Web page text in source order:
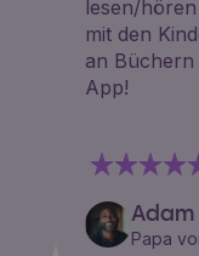
lesen/
mit den
an Büchern
App!
Adam
Papa